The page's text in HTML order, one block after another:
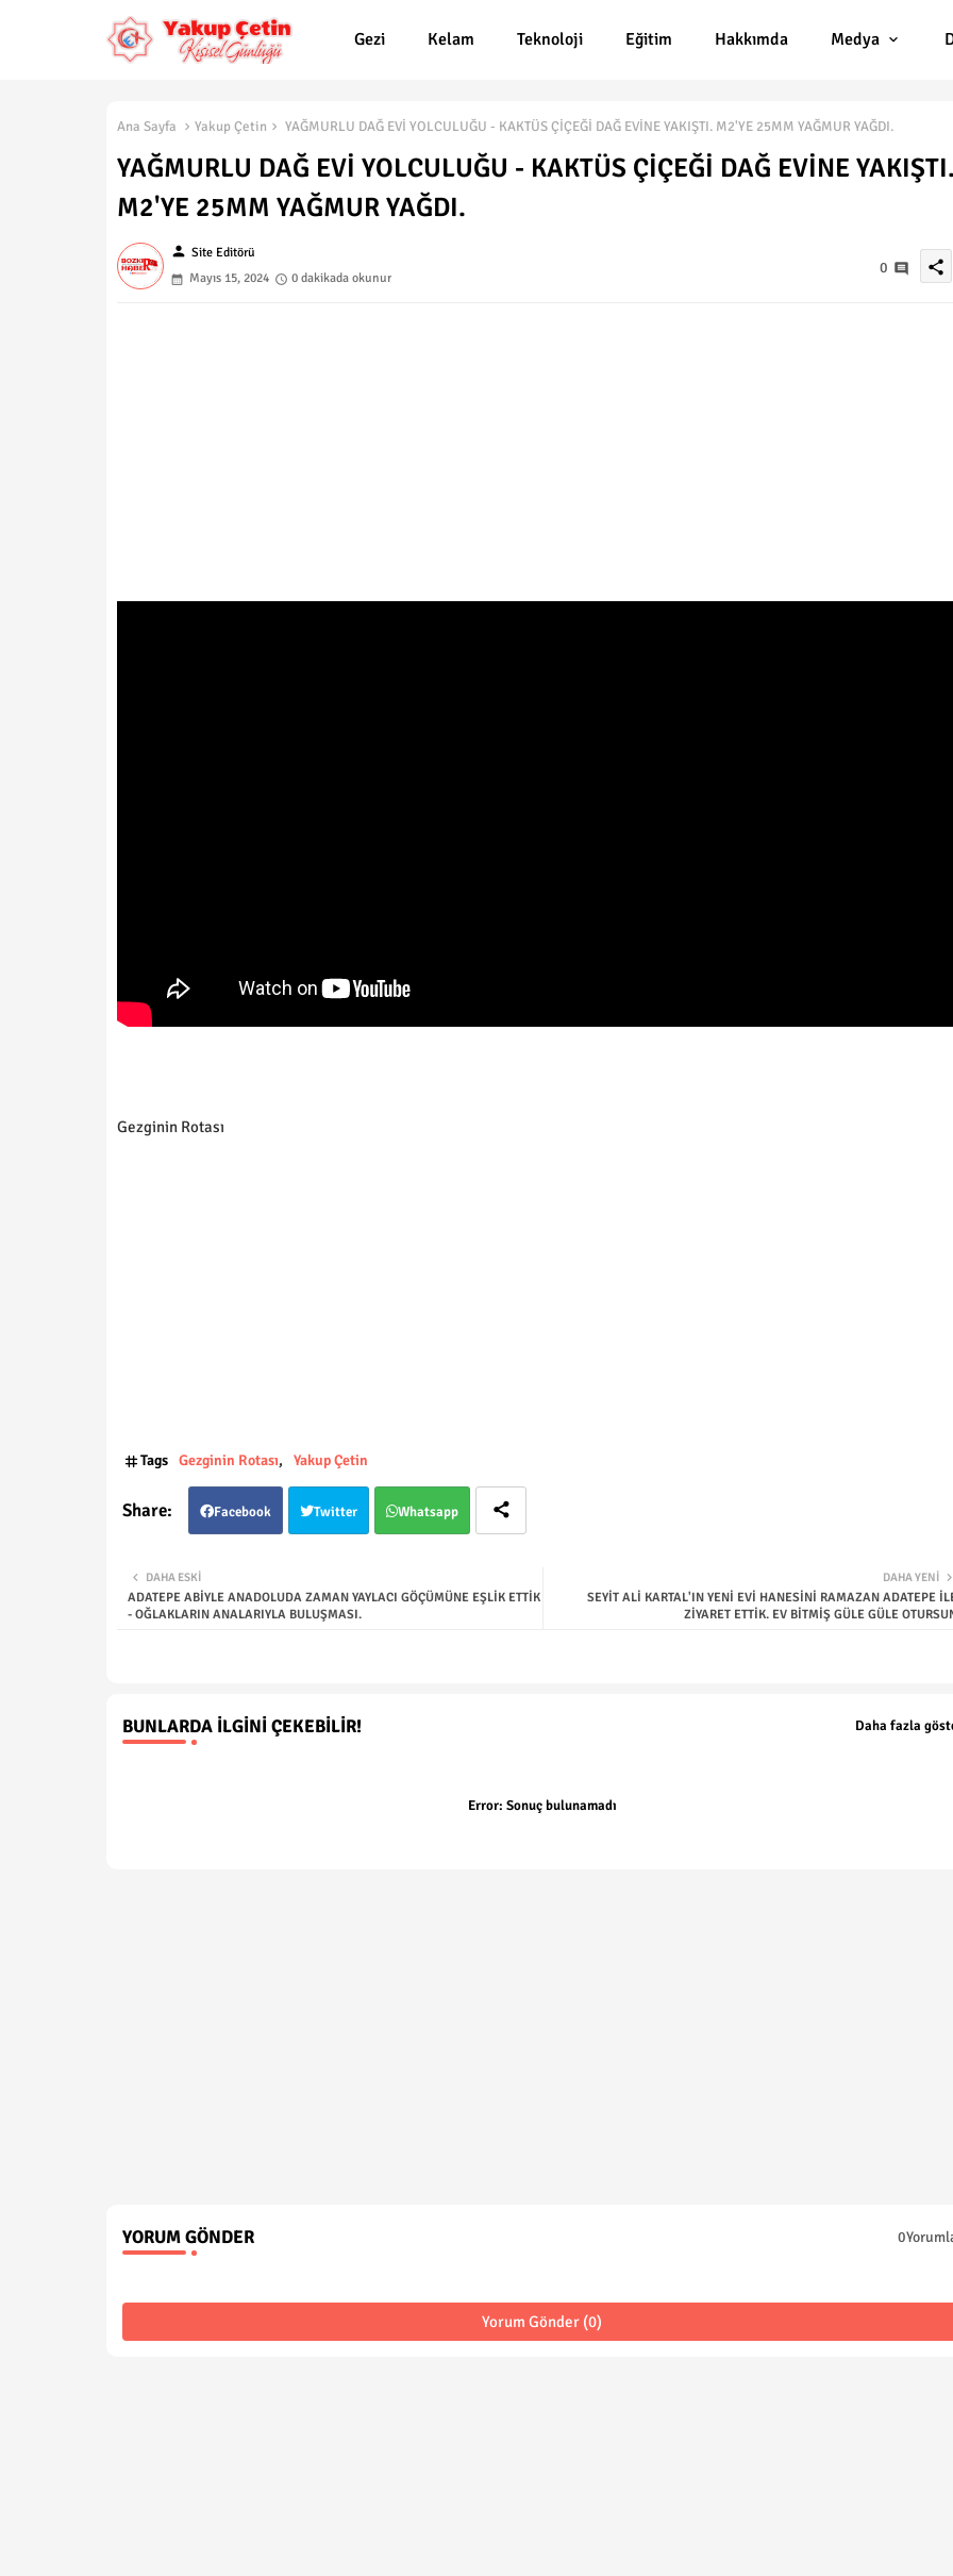
Gezi Kelam Teknoloji Eğitim Hakkımda Medya
Ana Sayfa Yakup Çetin YAĞMURLU DAĞ EVİ YOLCULUĞU - KAKTÜS ÇİÇEĞİ DAĞ EVİNE YAKIŞTI. M2'YE 25MM YAĞMUR YAĞDI.
YAĞMURLU DAĞ EVİ YOLCULUĞU - KAKTÜS ÇİÇEĞİ DAĞ EVİNE
M2'YE 25MM YAĞMUR YAĞDI.
person Site Editörü
Mayıs 15, 2024
0 dakikada okunur
0 share
Gezginin Rotası
Tags Gezginin Rotası Yakup Çetin
Facebook Twitter Whatsapp
DAHA YENI
SEYİT ALİ KARTAL'IN YENİ EVİ HANESİNİ RAMAZAN ADATEPE
ZİYARET ETTİK. EV BİTMİŞ GÜLE GÜLE
DAHA ESKI
ADATEPE ABİYLE ANADOLUDA ZAMAN YAYLACI GÖÇÜMÜNE EŞLİK ETTİK
- OĞLAKLARIN ANALARIYLA BULUŞMASI.
BUNLARDA İLGINI ÇEKEBILIR! Daha fazla
Error: Sonuç bulunamadı
YORUM GÖNDER
Yorum Gönder (0)